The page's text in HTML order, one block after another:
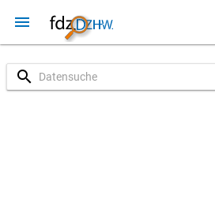
menu
search